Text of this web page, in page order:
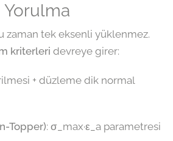
Yorulma
zaman tek eksenli yüklenmez.
kriterleri devreye girer:
+ düzleme dik normal
Topper): σ_max·ε_a parametresi